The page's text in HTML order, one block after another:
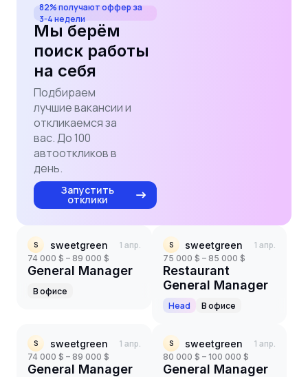
82% получают оффер за
3-4 недели
Мы берём
поиск работы
на себя
Подбираем
лучшие вакансии и
откликаемся за
вас. До 100
автооткликов в
день.
Запустить
отклики
S sweetgreen 1 апр.
74 000 $ – 89 000 $
General Manager
В офисе
S sweetgreen 1 апр.
75 000 $ – 85 000 $
Restaurant
General Manager
Head В офисе
S sweetgreen 1 апр.
74 000 $ – 89 000 $
General Manager
S sweetgreen 1 апр.
80 000 $ – 100 000 $
General Manager